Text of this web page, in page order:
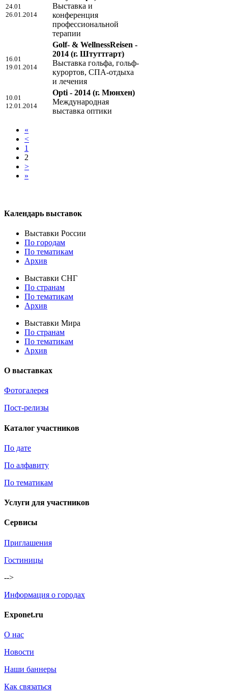
24.01
26.01.2014
Выставка и
конференция
профессиональной
терапии
16.01
19.01.2014
Golf- & WellnessReisen -
2014 (г. Штуттгарт)
Выставка гольфа, гольф-
курортов, СПА-отдыха
и лечения
10.01
12.01.2014
Opti - 2014 (г. Мюнхен)
Международная
выставка оптики
«
<
1
2
>
»
Календарь выставок
Выставки России
По городам
По тематикам
Архив
Выставки СНГ
По странам
По тематикам
Архив
Выставки Мира
По странам
По тематикам
Архив
О выставках
Фотогалерея
Пост-релизы
Каталог участников
По дате
По алфавиту
По тематикам
Услуги для участников
Сервисы
Приглашения
Гостиницы
-->
Информация о городах
Exponet.ru
О нас
Новости
Наши баннеры
Как связаться